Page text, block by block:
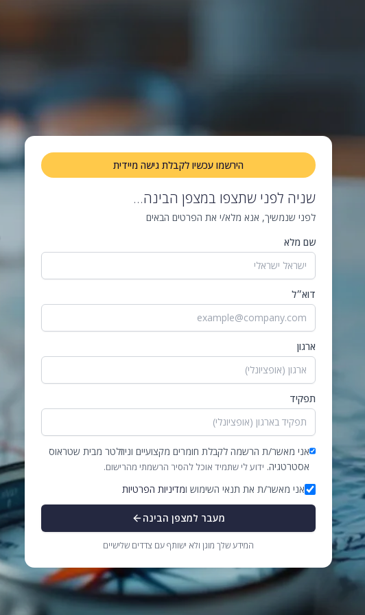
הירשמו עכשיו לקבלת גישה מיידית
שניה לפני שתצפו במצפן הבינה...
לפני שנמשיך, אנא מלא/י את הפרטים הבאים
שם מלא
דוא״ל
ארגון
תפקיד
אני מאשר/ת הרשמה לקבלת חומרים מקצועיים וניוזלטר מבית שטראוס
אסטרטגיה. ידוע לי שתמיד אוכל להסיר הרשמתי מהרישום.
אני מאשר/ת את תנאי השימוש ומדיניות הפרטיות
מעבר למצפן הבינה
המידע שלך מוגן ולא ישותף עם צדדים שלישיים